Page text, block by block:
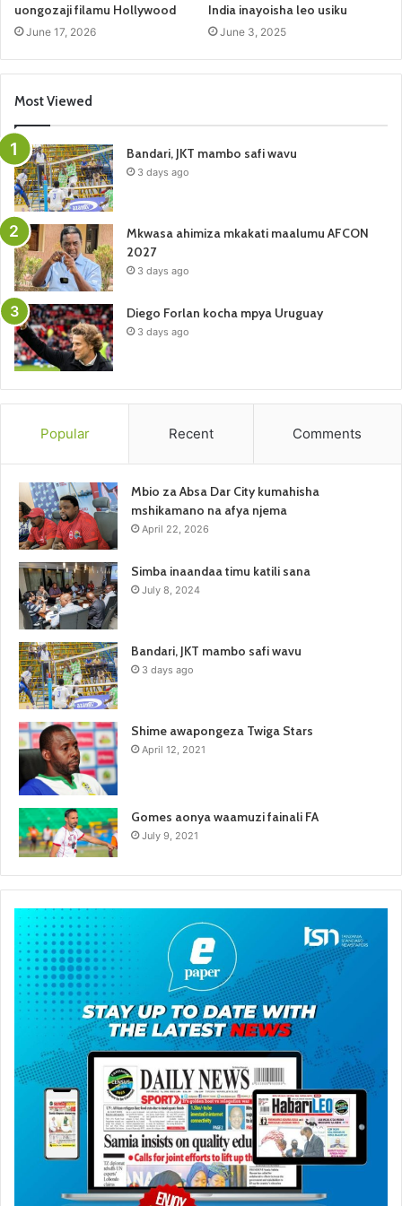
uongozaji filamu Hollywood
June 17, 2026
India inayoisha leo usiku
June 3, 2025
Most Viewed
Bandari, JKT mambo safi wavu
3 days ago
Mkwasa ahimiza mkakati maalumu AFCON
2027
3 days ago
Diego Forlan kocha mpya Uruguay
3 days ago
Popular Recent Comments
Mbio za Absa Dar City kumahisha
mshikamano na afya njema
April 22, 2026
Simba inaandaa timu katili sana
July 8, 2024
Bandari, JKT mambo safi wavu
3 days ago
Shime awapongeza Twiga Stars
April 12, 2021
Gomes aonya waamuzi fainali FA
July 9, 2021